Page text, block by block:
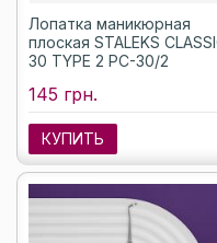
Лопатка маникюрная
плоская STALEKS
30 TYPE 2 PC-30/2
145 грн.
КУПИТЬ